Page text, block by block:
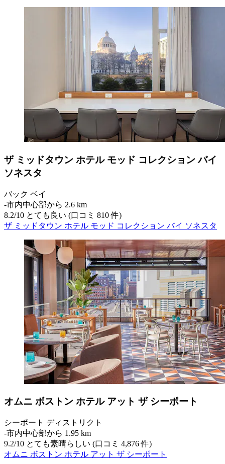
ザ ミッドタウン ホテル モッド コレクション バイ
ソネスタ
バック ベイ
‐市内中心部から 2.6 km
8.2/10 とても良い (口コミ 810 件)
ザ ミッドタウン ホテル モッド コレクション バイ ソネスタ
オムニ ボストン ホテル アット ザ シーポート
シーポート ディストリクト
‐市内中心部から 1.95 km
9.2/10 とても素晴らしい (口コミ 4,876 件)
オムニ ボストン ホテル アット ザ シーポート